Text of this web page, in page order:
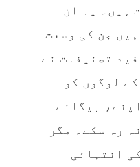
ہیں۔ یہ ان
جن کی وسعت
تصنیفات نے
لوگوں کو
بیگانے
رہ سکے۔ مگر
انتہائی